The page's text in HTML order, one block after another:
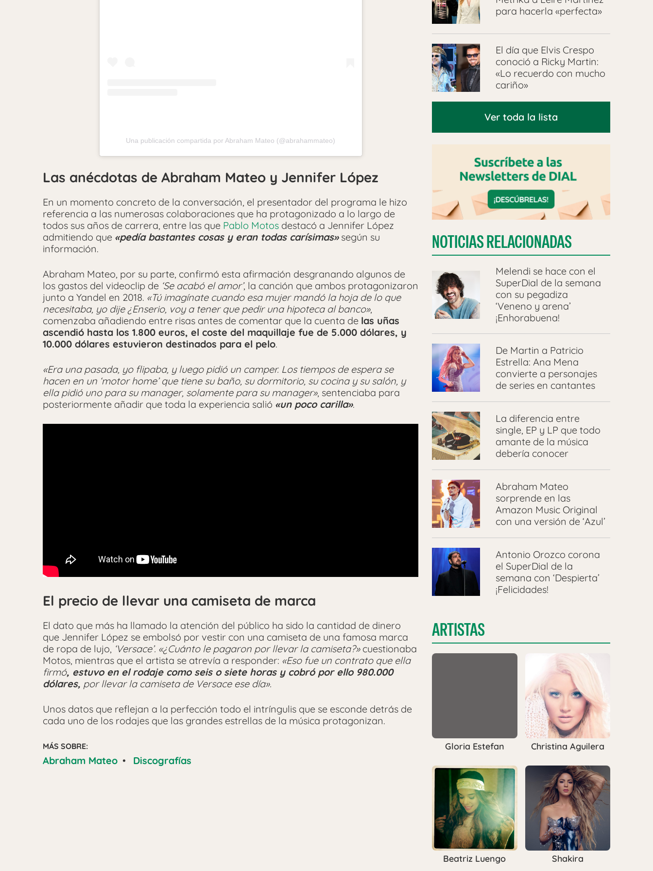
Una publicación compartida por Abraham Mateo (@abrahammateo)
Las anécdotas de Abraham Mateo y Jennifer López
En un momento concreto de la conversación, el presentador del programa le hizo
referencia a las numerosas colaboraciones que ha protagonizado a lo largo de
todos sus años de carrera, entre las que Pablo Motos destacó a Jennifer López
admitiendo que «pedía bastantes cosas y eran todas carísimas»según su
información.
Abraham Mateo, por su parte, confirmó esta afirmación desgranando algunos de
los gastos del videoclip de ‘Se acabó el amor’, la canción que ambos protagonizaron
junto a Yandel en 2018. «Tú imagínate cuando esa mujer mandó la hoja de lo que
necesitaba, yo dije ¿Enserio, voy a tener que pedir una hipoteca al banco»,
comenzaba añadiendo entre risas antes de comentar que la cuenta de las uñas
ascendió hasta los 1.800 euros, el coste del maquillaje fue de 5.000 dólares, y
10.000 dólares estuvieron destinados para el pelo.
«Era una pasada, yo flipaba, y luego pidió un camper. Los tiempos de espera se
hacen en un ‘motor home’ que tiene su baño, su dormitorio, su cocina y su salón, y
ella pidió uno para su manager, solamente para su manager», sentenciaba para
posteriormente añadir que toda la experiencia salió «un poco carilla».
El precio de llevar una camiseta de marca
El dato que más ha llamado la atención del público ha sido la cantidad de dinero
que Jennifer López se embolsó por vestir con una camiseta de una famosa marca
de ropa de lujo, ‘Versace’. «¿Cuánto le pagaron por llevar la camiseta?»cuestionaba
Motos, mientras que el artista se atrevía a responder: «Eso fue un contrato que ella
firmó, estuvo en el rodaje como seis o siete horas y cobró por ello 980.000
dólares, por llevar la camiseta de Versace ese día».
Unos datos que reflejan a la perfección todo el intríngulis que se esconde detrás de
cada uno de los rodajes que las grandes estrellas de la música protagonizan.
MÁS SOBRE:
Abraham Mateo • Discografías
para hacerla «perfecta»
El día que Elvis Crespo
conoció a Ricky Martin:
«Lo recuerdo con mucho
cariño»
Ver toda la lista
NOTICIAS RELACIONADAS
Melendi se hace con el
SuperDial de la semana
con su pegadiza
‘Veneno y arena’
¡Enhorabuena!
De Martin a Patricio
Estrella: Ana Mena
convierte a personajes
de series en cantantes
La diferencia entre
single, EP y LP que todo
amante de la música
debería conocer
Abraham Mateo
sorprende en las
Amazon Music Original
con una versión de ‘Azul’
Antonio Orozco corona
el SuperDial de la
semana con ‘Despierta’
¡Felicidades!
ARTISTAS
Gloria Estefan Christina Aguilera
Beatriz Luengo Shakira